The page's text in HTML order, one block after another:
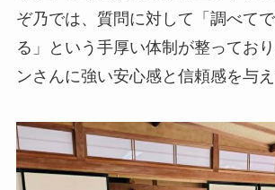
ぞ乃では、質問に対して「調べて
る」という手厚い体制が整ってお
ンさんに強い安心感と信頼感を与え